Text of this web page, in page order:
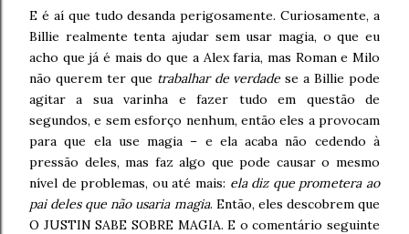
E é aí que tudo desanda perigosamente. Curiosamente, a
Billie realmente tenta ajudar sem usar magia, o que eu
acho que já é mais do que a Alex faria, mas Roman e Milo
não querem ter que trabalhar de verdade se a Billie pode
agitar a sua varinha e fazer tudo em questão de
segundos, e sem esforço nenhum, então eles a provocam
para que ela use magia – e ela acaba não cedendo à
pressão deles, mas faz algo que pode causar o mesmo
nível de problemas, ou até mais: ela diz que prometera ao
pai deles que não usaria magia. Então, eles descobrem que
O JUSTIN SABE SOBRE MAGIA. E o comentário seguinte